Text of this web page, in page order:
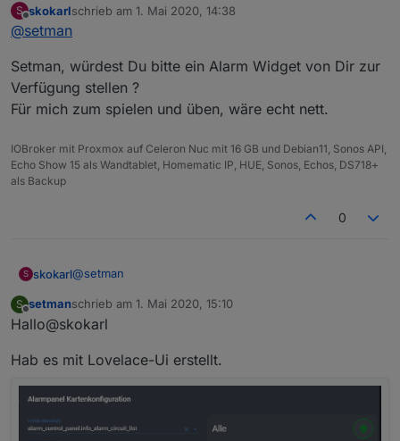
Meine Sensoren schalten auch.
Nur Telegram gibt nix aus.
meldung
S
Offline
skokarlschrieb am 1. Mai 2020, 14:38
zuletzt editiert von
@setman
Setman, würdest Du bitte ein Alarm Widget von Dir zur
Verfügung stellen ?
Für mich zum spielen und üben, wäre echt nett.
IOBroker mit Proxmox auf Celeron Nuc mit 16 GB und Debian11, Sonos API,
Echo Show 15 als Wandtablet, Homematic IP, HUE, Sonos, Echos, DS718+
als Backup
0
S skokarl@setman
Setman, würdest Du bitte ein Alarm Widget von Dir zur
Verfügung stellen ?
S
Offline
setmanschrieb am 1. Mai 2020, 15:10
zuletzt editiert von
Hallo@skokarl
Hab es mit Lovelace-Ui erstellt.